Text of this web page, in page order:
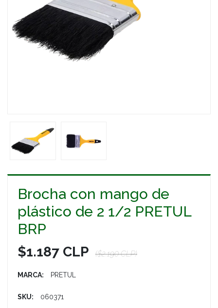
Previous
Brocha con mango de
plástico de 2 1/2 PRETUL
BRP
$1.187 CLP ($2.190 CLP)
MARCA: PRETUL
SKU: 060371